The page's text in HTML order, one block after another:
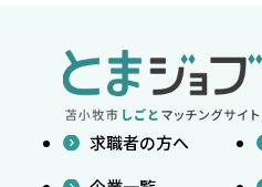
求職者の方へ